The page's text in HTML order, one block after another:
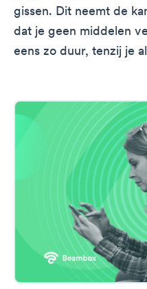
gissen. Dit neemt de
dat je geen middelen
eens zo duur, tenzij je